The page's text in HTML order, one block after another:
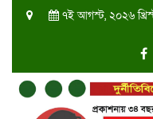
৭ই আগস্ট, ২০২৬